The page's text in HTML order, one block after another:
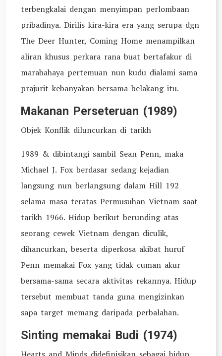
terbengkalai dengan menyimpan perlombaan
pribadinya. Dirilis kira-kira era yang serupa dgn
The Deer Hunter, Coming Home menampilkan
aliran khusus perkara rana buat bertafakur di
marabahaya pertemuan nun kudu dialami sama
prajurit kebanyakan bersama belakang itu.
Makanan Perseteruan (1989)
Objek Konflik diluncurkan di tarikh
1989 & dibintangi sambil Sean Penn, maka
Michael J. Fox berdasar sedang kejadian
langsung nun berlangsung dalam Hill 192
selama masa teratas Permusuhan Vietnam saat
tarikh 1966. Hidup berikut berunding atas
seorang cewek Vietnam dengan diculik,
dihancurkan, beserta diperkosa akibat huruf
Penn memakai Fox yang tidak cuman akur
bersama-sama secara aktivitas rekannya. Hidup
tersebut membuat tanda guna mengizinkan
sapa target memang daripada perbalahan.
Sinting memakai Budi (1974)